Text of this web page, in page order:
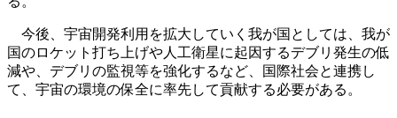
今後、宇宙開発利用を拡大していく我が国としては、我が
国のロケット打ち上げや人工衛星に起因するデブリ発生の低
減や、デブリの監視等を強化するなど、国際社会と連携し
て、宇宙の環境の保全に率先して貢献する必要がある。